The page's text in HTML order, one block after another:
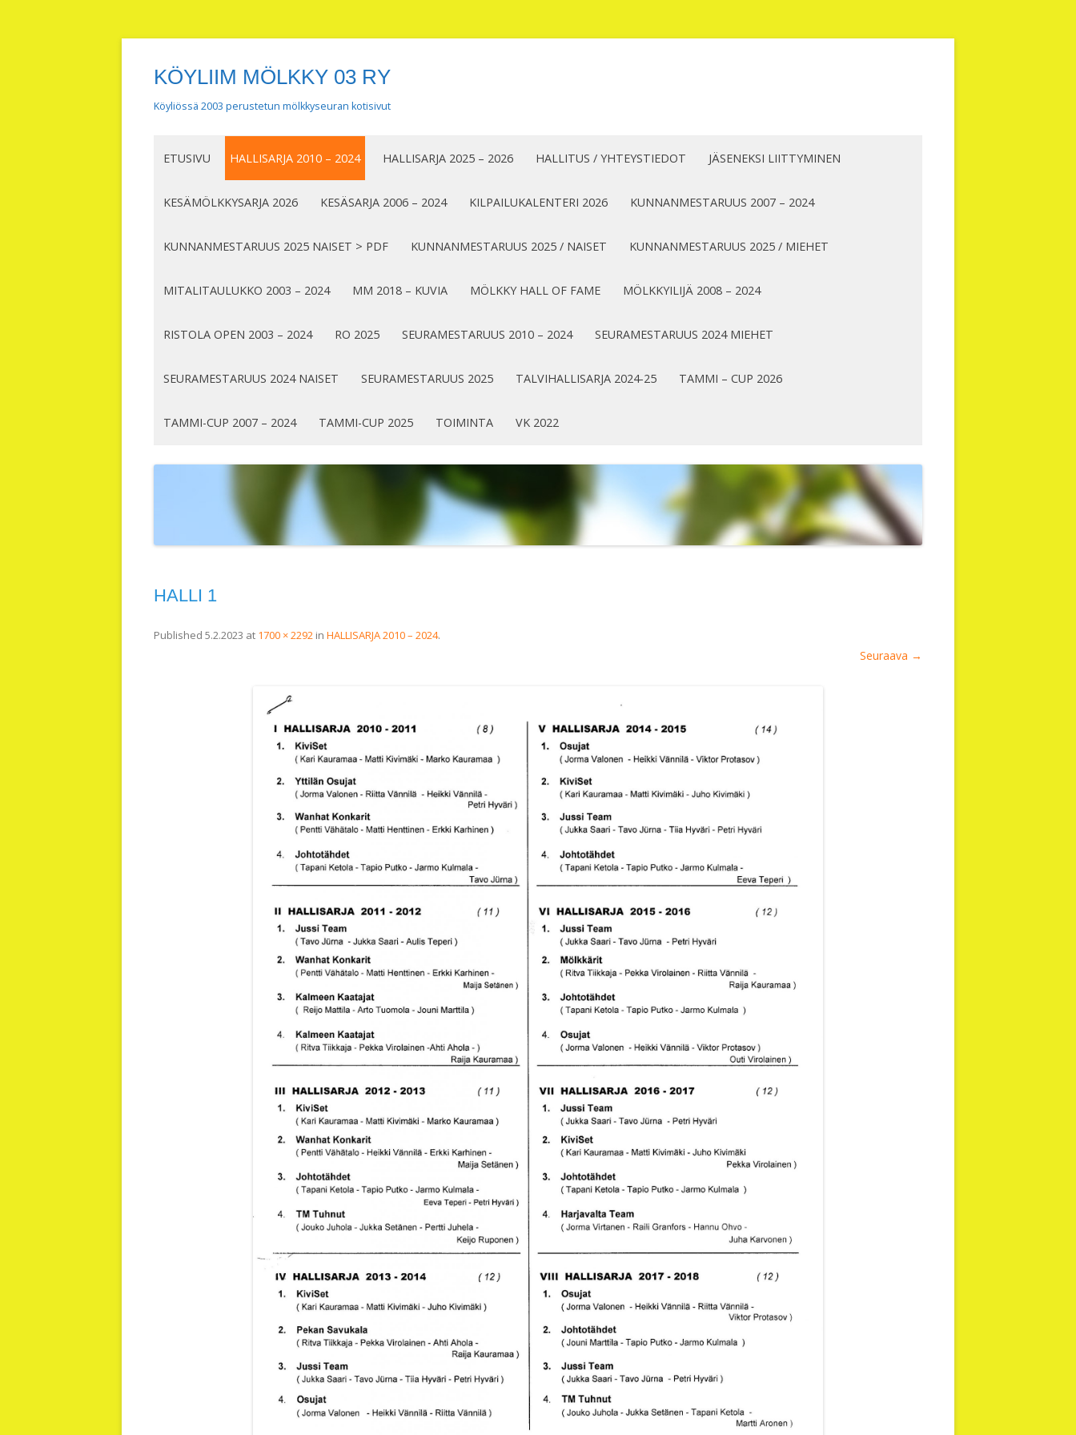
KÖYLIIM MÖLKKY 03 RY
Köyliössä 2003 perustetun mölkkyseuran kotisivut
sisältöön
ETUSIVU HALLISARJA 2010 – 2024 HALLISARJA 2025 – 2026 HALLITUS / YHTEYSTIEDOT JÄSENEKSI LIITTYMINEN
KESÄMÖLKKYSARJA 2026 KESÄSARJA 2006 – 2024 KILPAILUKALENTERI 2026 KUNNANMESTARUUS 2007 – 2024
KUNNANMESTARUUS 2025 NAISET > PDF KUNNANMESTARUUS 2025 / NAISET KUNNANMESTARUUS 2025 / MIEHET
MITALITAULUKKO 2003 – 2024 MM 2018 – KUVIA MÖLKKY HALL OF FAME MÖLKKYILIJÄ 2008 – 2024
RISTOLA OPEN 2003 – 2024 RO 2025 SEURAMESTARUUS 2010 – 2024 SEURAMESTARUUS 2024 MIEHET
SEURAMESTARUUS 2024 NAISET SEURAMESTARUUS 2025 TALVIHALLISARJA 2024-25 TAMMI – CUP 2026
TAMMI-CUP 2007 – 2024 TAMMI-CUP 2025 TOIMINTA VK 2022
HALLI 1
Published 5.2.2023 at 1700 × 2292 in HALLISARJA 2010 – 2024.
Seuraava →